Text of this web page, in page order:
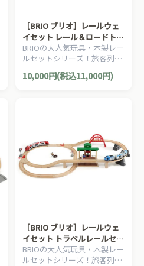
［BRIO ブリオ］レールウェ
イセット レール＆ロードトラ
ベルセット
BRIOの大人気玩具・木製レー
ルセットシリーズ！旅客列車
ット。ロードパーツ（道路）
10,000円(税込11,000円)
［BRIO ブリオ］レールウェ
イセット トラベルレールセッ
ト
BRIOの大人気玩具・木製レー
ルセットシリーズ！旅客列車